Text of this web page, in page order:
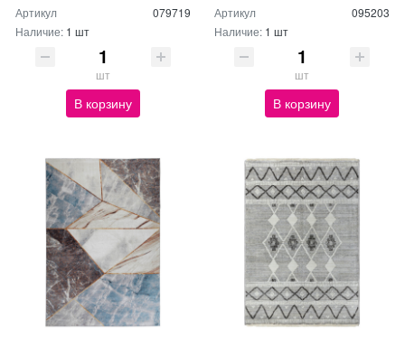
Артикул
079719
Наличие: 1 шт
шт
В корзину
Артикул
095203
Наличие: 1 шт
шт
В корзину